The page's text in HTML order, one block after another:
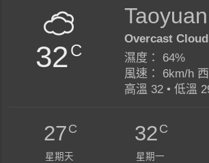
32C
Overcast
濕度： 64%
風速： 6km/h 西
高溫 32 • 低溫
27C
星期天
32C
星期一